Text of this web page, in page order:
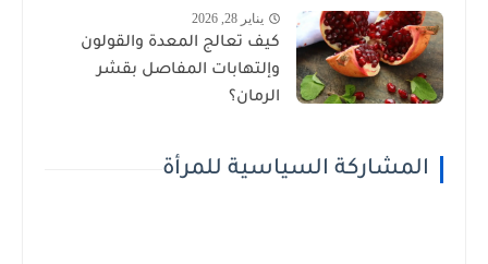
يناير 28, 2026
كيف تعالج المعدة والقولون
وإلتهابات المفاصل بقشر
الرمان؟
المشاركة السياسية للمرأة